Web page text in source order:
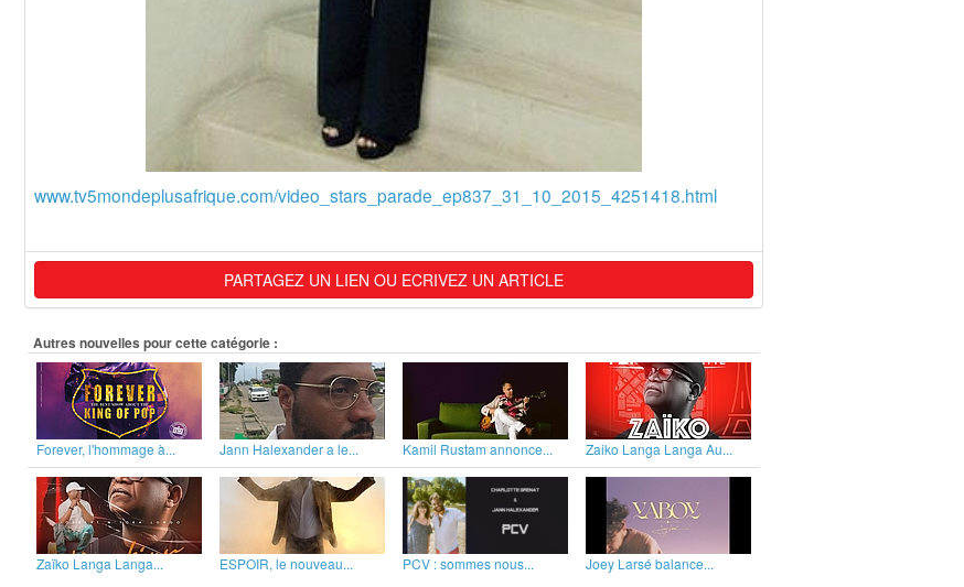
www.tv5mondeplusafrique.com/video_stars_parade_ep837_31_10_2015_4251418.html
PARTAGEZ UN LIEN OU ECRIVEZ UN ARTICLE
Autres nouvelles pour cette catégorie :
Forever, l'hommage à... Jann Halexander a le... Kamil Rustam annonce... Zaiko Langa Langa Au...
Zaïko Langa Langa... ESPOIR, le nouveau... PCV : sommes nous...
Joey Larsé balance...